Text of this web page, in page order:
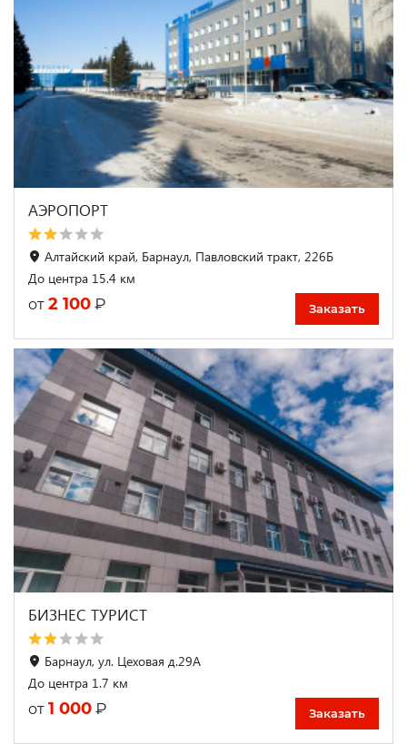
АЭРОПОРТ
Алтайский край, Барнаул, Павловский тракт, 226Б
До центра 15.4 км
от 2 100 ₽ Заказать
БИЗНЕС ТУРИСТ
Барнаул, ул. Цеховая д.29А
До центра 1.7 км
от 1 000 ₽ Заказать